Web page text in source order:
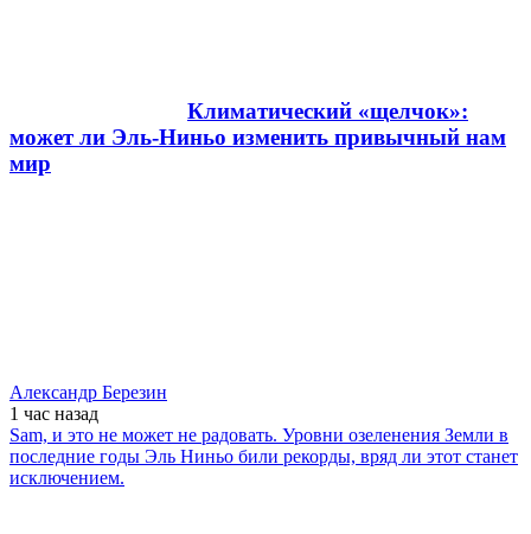
Климатический «щелчок»:
может ли Эль-Ниньо изменить привычный нам
мир
Александр Березин
1 час назад
Sam, и это не может не радовать. Уровни озеленения Земли в
последние годы Эль Ниньо били рекорды, вряд ли этот станет
исключением.